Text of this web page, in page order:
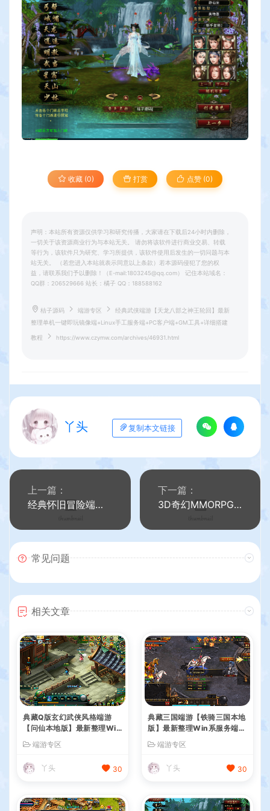
收藏 (0) 打赏 点赞 (0)
声明：本站所有资源仅供学习和研究传播，大家请在下载后24小时内删除，
一切关于该资源商业行为与本站无关。 请勿将该软件进行商业交易、转载
等行为，该软件只为研究、学习所提供，该软件使用后发生的一切问题与本
站无关。 （若您进入本站就表示同意以上条款）若本源码侵犯了您的权
益，请联系我们予以删除！（E-mail:1803245@qq.com） 记住本站域名：
QQ群：206529666 站长：橘子 QQ：188588162
桔子源码 端游专区
经典武侠端游【天龙八部之神王轮回】最新
整理单机一键即玩镜像端+Linux手工服务端+PC客户端+GM工具+详细搭建
教程 https://www.czymw.com/archives/46931.html
丫头 复制本文链接
上一篇：
经典怀旧冒险端游【新273冒险岛】最新整理Linux手工端+PC客户端+登录器+管理后台+网页注册+详细搭建教程
下一篇：
3D奇幻MMORPG端游【洛雅大陆本地端】最新整理Win一键服务端+PC客户端+GM工具+详细搭建教程
常见问题
相关文章
典藏Q版玄幻武侠风格端游
【问仙本地版】最新整理Win
令+详细搭建教程
端游专区
丫头 30
典藏三国端游【铁骑三国本地
版】最新整理Win系服务端+
M命令教程
端游专区
丫头 30